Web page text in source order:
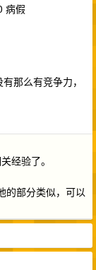
病假
那么有竞争力，
经验了。
的部分类似，可以